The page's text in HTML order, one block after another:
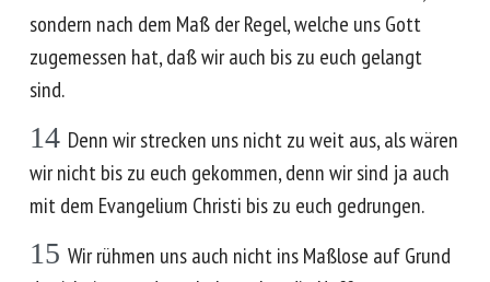
sondern nach dem Maß der Regel, welche uns Gott
zugemessen hat, daß wir auch bis zu euch gelangt
sind.
14 Denn wir strecken uns nicht zu weit aus, als wären
wir nicht bis zu euch gekommen, denn wir sind ja auch
mit dem Evangelium Christi bis zu euch gedrungen.
15 Wir rühmen uns auch nicht ins Maßlose auf Grund